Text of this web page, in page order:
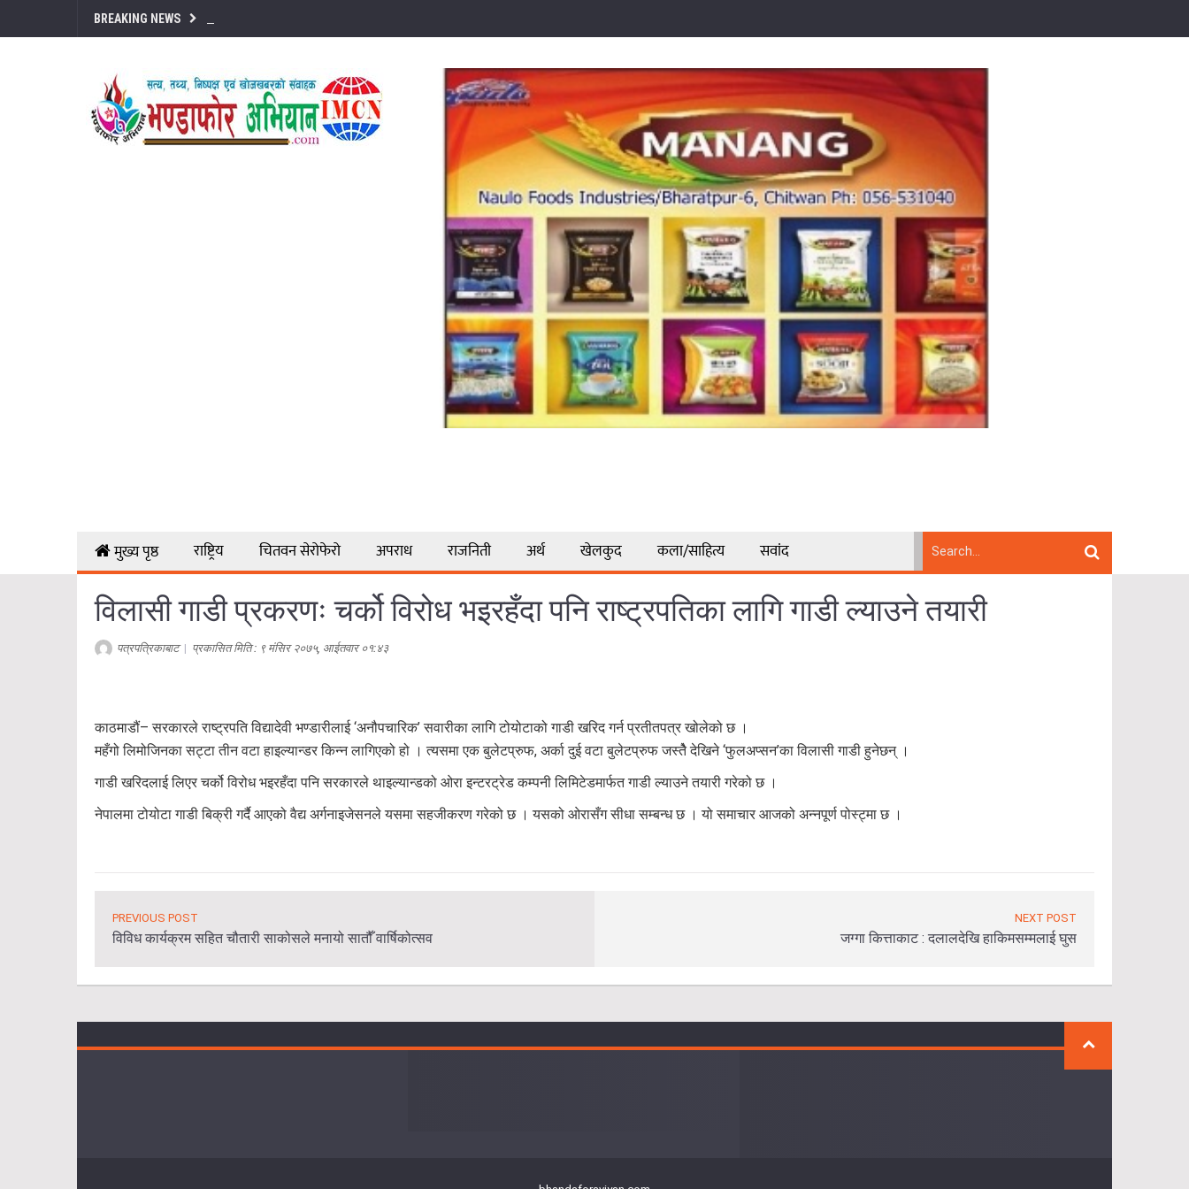
BREAKING NEWS
मुख्य पृष्ठ राष्ट्रिय चितवन सेरोफेरो अपराध राजनिती अर्थ खेलकुद कला/साहित्य सवांद
विलासी गाडी प्रकरणः चर्को विरोध भइरहँदा पनि राष्ट्रपतिका लागि गाडी ल्याउने तयारी
पत्रपत्रिकाबाट| प्रकासित मिति : ९ मंसिर २०७५, आईतवार ०१:४३
काठमाडौं– सरकारले राष्ट्रपति विद्यादेवी भण्डारीलाई ‘अनौपचारिक’ सवारीका लागि टोयोटाको गाडी खरिद गर्न प्रतीतपत्र खोलेको छ ।
महँगो लिमोजिनका सट्टा तीन वटा हाइल्यान्डर किन्न लागिएको हो । त्यसमा एक बुलेटप्रुफ, अर्का दुई वटा बुलेटप्रुफ जस्तेै देखिने ‘फुलअप्सन’का विलासी गाडी हुनेछन् ।
गाडी खरिदलाई लिएर चर्को विरोध भइरहँदा पनि सरकारले थाइल्यान्डको ओरा इन्टरट्रेड कम्पनी लिमिटेडमार्फत गाडी ल्याउने तयारी गरेको छ ।
नेपालमा टोयोटा गाडी बिक्री गर्दै आएको वैद्य अर्गनाइजेसनले यसमा सहजीकरण गरेको छ । यसको ओरासँग सीधा सम्बन्ध छ । यो समाचार आजको अन्नपूर्ण पोस्ट्मा छ ।
PREVIOUS POST
विविध कार्यक्रम सहित चौतारी साकोसले मनायो सातौँ वार्षिकोत्सव
NEXT POST
जग्गा कित्ताकाट : दलालदेखि हाकिमसम्मलाई घुस